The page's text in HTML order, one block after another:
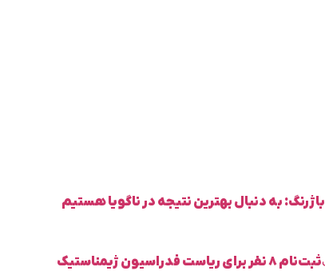
باژرنگ: به دنبال بهترین نتیجه در ناگویا هستیم
ثبت‌نام ۸ نفر برای ریاست فدراسیون ژیمناستیک